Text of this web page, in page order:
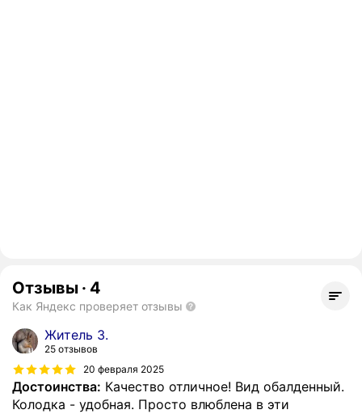
Отзывы · 4
Как Яндекс проверяет отзывы
Житель З.
25 отзывов
20 февраля 2025
Достоинства: Качество отличное! Вид обалденный.
Колодка - удобная. Просто влюблена в эти